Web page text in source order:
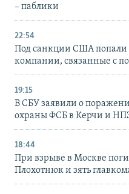
– паблики
22:54
Под санкции США попали
компании, связанные с
19:15
В СБУ заявили о
охраны ФСБ в Керчи и
18:44
При взрыве в Москве
Плохотнюк и зять